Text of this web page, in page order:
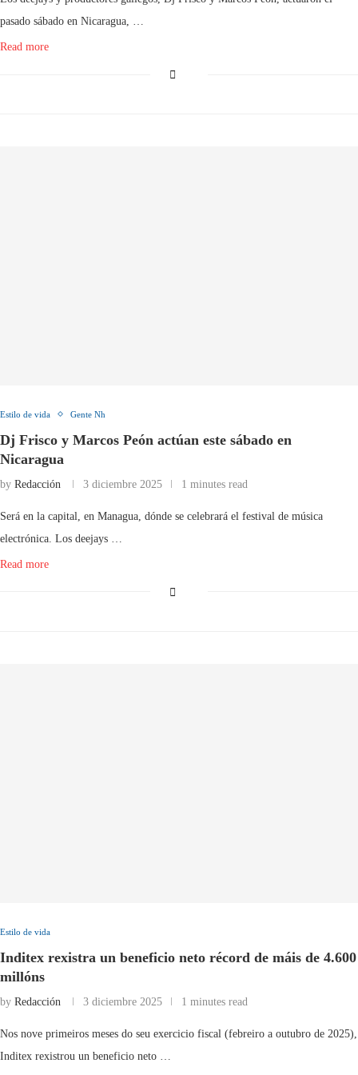
pasado sábado en Nicaragua, …
Read more
Estilo de vida Gente Nh
Dj Frisco y Marcos Peón actúan este sábado en
Nicaragua
by Redacción 3 diciembre 2025 1 minutes read
Será en la capital, en Managua, dónde se celebrará el festival de música
electrónica. Los deejays …
Read more
Estilo de vida
Inditex rexistra un beneficio neto récord de máis de 4.600
millóns
by Redacción 3 diciembre 2025 1 minutes read
Nos nove primeiros meses do seu exercicio fiscal (febreiro a outubro de 2025),
Inditex rexistrou un beneficio neto …